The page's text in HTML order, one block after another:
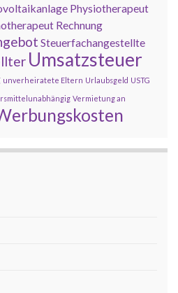
Physiotherapeut
Rechnung
Steuerfachangestellte
Umsatzsteuer
unverheiratete Eltern Urlaubsgeld USTG
Vermietung an